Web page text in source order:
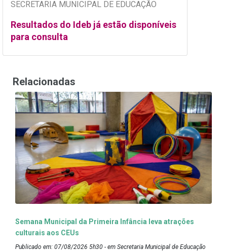
SECRETARIA MUNICIPAL DE EDUCAÇÃO
Resultados do Ideb já estão disponíveis
para consulta
Relacionadas
Semana Municipal da Primeira Infância leva atrações
culturais aos CEUs
Publicado em: 07/08/2026 5h30 - em Secretaria Municipal de Educação